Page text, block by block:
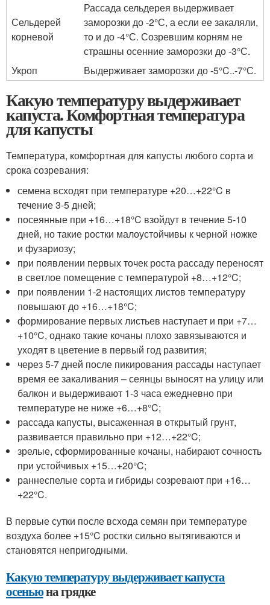
Сельдерей
корневой
Рассада сельдерея выдерживает
заморозки до -2°С, а если ее закаляли,
то и до -4°С. Созревшим корням не
страшны осенние заморозки до -3°С.
Укроп
Выдерживает заморозки до -5°C..-7°С.
Какую температуру выдерживает
капуста. Комфортная температура
для капусты
Температура, комфортная для капусты любого сорта и
срока созревания:
семена всходят при температуре +20…+22°C в
течение 3-5 дней;
посеянные при +16…+18°C взойдут в течение 5-10
дней, но такие ростки малоустойчивы к черной ножке
и фузариозу;
при появлении первых точек роста рассаду переносят
в светлое помещение с температурой +8…+12°C;
при появлении 1-2 настоящих листов температуру
повышают до +16…+18°C;
формирование первых листьев наступает и при +7…
+10°C, однако такие кочаны плохо завязываются и
уходят в цветение в первый год развития;
через 5-7 дней после пикирования рассады наступает
время ее закаливания – сеянцы выносят на улицу или
балкон и выдерживают 1-3 часа ежедневно при
температуре не ниже +6…+8°C;
рассада капусты, высаженная в открытый грунт,
развивается правильно при +12…+22°C;
зрелые, сформированные кочаны, набирают сочность
при устойчивых +15…+20°C;
раннеспелые сорта и гибриды созревают при +16…
+22°C.
В первые сутки после всхода семян при температуре
воздуха более +15°C ростки сильно вытягиваются и
становятся непригодными.
Какую температуру выдерживает капуста
осеньюна грядке